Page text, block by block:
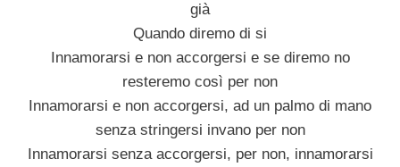
già
Quando diremo di si
Innamorarsi e non accorgersi e se diremo no
resteremo così per non
Innamorarsi e non accorgersi, ad un palmo di mano
senza stringersi invano per non
Innamorarsi senza accorgersi, per non, innamorarsi